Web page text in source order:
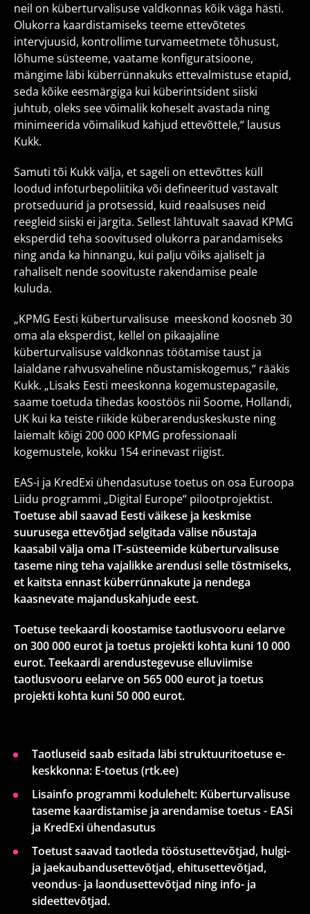
neil on küberturvalisuse valdkonnas kõik väga hästi.
Olukorra kaardistamiseks teeme ettevõtetes
intervjuusid, kontrollime turvameetmete tõhusust,
lõhume süsteeme, vaatame konfiguratsioone,
mängime läbi küberrünnakuks ettevalmistuse etapid,
seda kõike eesmärgiga kui küberintsident siiski
juhtub, oleks see võimalik koheselt avastada ning
minimeerida võimalikud kahjud ettevõttele,“ lausus
Kukk.
Samuti tõi Kukk välja, et sageli on ettevõttes küll
loodud infoturbepoliitika või defineeritud vastavalt
protseduurid ja protsessid, kuid reaalsuses neid
reegleid siiski ei järgita. Sellest lähtuvalt saavad KPMG
eksperdid teha soovitused olukorra parandamiseks
ning anda ka hinnangu, kui palju võiks ajaliselt ja
rahaliselt nende soovituste rakendamise peale
kuluda.
„KPMG Eesti küberturvalisuse meeskond koosneb 30
oma ala eksperdist, kellel on pikaajaline
küberturvalisuse valdkonnas töötamise taust ja
laialdane rahvusvaheline nõustamiskogemus,“ rääkis
Kukk. „Lisaks Eesti meeskonna kogemustepagasile,
saame toetuda tihedas koostöös nii Soome, Hollandi,
UK kui ka teiste riikide küberarenduskeskuste ning
laiemalt kõigi 200 000 KPMG professionaali
kogemustele, kokku 154 erinevast riigist.
EAS-i ja KredExi ühendasutuse toetus on osa Euroopa
Liidu programmi „Digital Europe“ pilootprojektist.
Toetuse abil saavad Eesti väikese ja keskmise
suurusega ettevõtjad selgitada välise nõustaja
kaasabil välja oma IT-süsteemide küberturvalisuse
taseme ning teha vajalikke arendusi selle tõstmiseks,
et kaitsta ennast küberrünnakute ja nendega
kaasnevate majanduskahjude eest.
Toetuse teekaardi koostamise taotlusvooru eelarve
on 300 000 eurot ja toetus projekti kohta kuni 10 000
eurot. Teekaardi arendustegevuse elluviimise
taotlusvooru eelarve on 565 000 eurot ja toetus
projekti kohta kuni 50 000 eurot.
Taotluseid saab esitada läbi struktuuritoetuse e-​
keskkonna: E-toetus (rtk.ee)
Lisainfo programmi kodulehelt: Küberturvalisuse
taseme kaardistamise ja arendamise toetus - EASi
ja KredExi ühendasutus
Toetust saavad taotleda tööstusettevõtjad, hulgi-​
ja jaekaubandusettevõtjad, ehitusettevõtjad,
veondus-​ ja laondusettevõtjad ning info- ja
sideettevõtjad.